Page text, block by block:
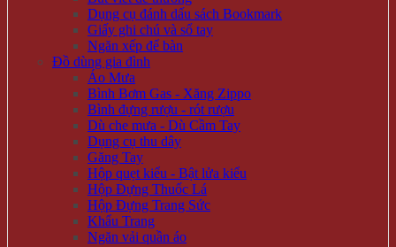
Dụng cụ đánh dấu sách Bookmark
Giấy ghi chú và sổ tay
Ngăn xếp để bàn
Đồ dùng gia đình
Áo Mưa
Bình Bơm Gas - Xăng Zippo
Bình đựng rượu - rót rượu
Dù che mưa - Dù Cầm Tay
Dụng cụ thu dây
Găng Tay
Hộp quẹt kiểu - Bật lửa kiểu
Hộp Đựng Thuốc Lá
Hộp Đựng Trang Sức
Khẩu Trang
Ngăn vải quần áo